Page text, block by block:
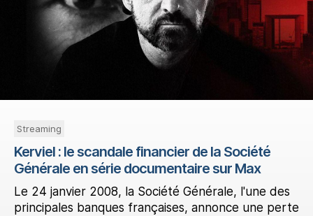
Streaming
Kerviel : le scandale financier de la Société
Générale en série documentaire sur Max
Le 24 janvier 2008, la Société Générale, l'une des
principales banques françaises, annonce une perte